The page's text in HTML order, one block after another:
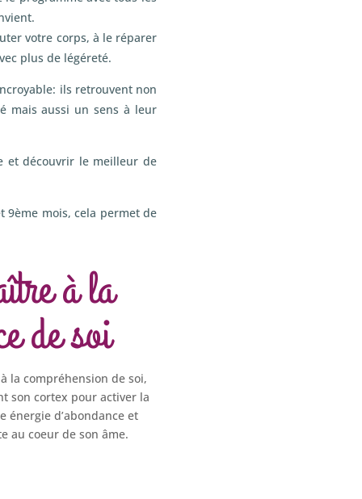
votre corps, à le réparer
plus de légéreté.
ils retrouvent non
mais aussi un sens à leur
et découvrir le meilleur de
9ème mois, cela permet de
à la
de soi
la compréhension de soi,
son cortex pour activer la
énergie d’abondance et
au coeur de son âme.